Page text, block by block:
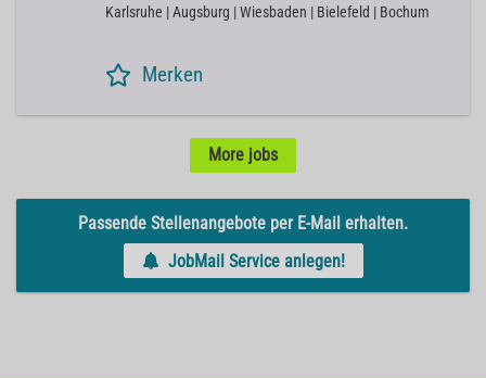
Karlsruhe | Augsburg | Wiesbaden | Bielefeld | Bochum
Merken
More jobs
Passende Stellenangebote per E-Mail erhalten.
JobMail Service anlegen!